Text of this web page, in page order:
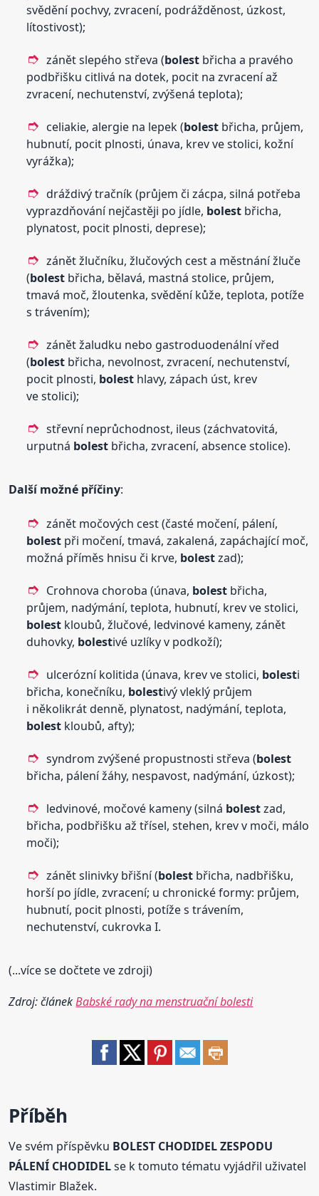
svědění pochvy, zvracení, podrážděnost, úzkost,
lítostivost);
zánět slepého střeva (bolest břicha a pravého
podbřišku citlivá na dotek, pocit na zvracení až
zvracení, nechutenství, zvýšená teplota);
celiakie, alergie na lepek (bolest břicha, průjem,
hubnutí, pocit plnosti, únava, krev ve stolici, kožní
vyrážka);
dráždivý tračník (průjem či zácpa, silná potřeba
vyprazdňování nejčastěji po jídle, bolest břicha,
plynatost, pocit plnosti, deprese);
zánět žlučníku, žlučových cest a městnání žluče
(bolest břicha, bělavá, mastná stolice, průjem,
tmavá moč, žloutenka, svědění kůže, teplota, potíže
s trávením);
zánět žaludku nebo gastroduodenální vřed
(bolest břicha, nevolnost, zvracení, nechutenství,
pocit plnosti, bolest hlavy, zápach úst, krev
ve stolici);
střevní neprůchodnost, ileus (záchvatovitá,
urputná bolest břicha, zvracení, absence stolice).
Další možné příčiny:
zánět močových cest (časté močení, pálení,
bolest při močení, tmavá, zakalená, zapáchající moč,
možná příměs hnisu či krve, bolestzad);
Crohnova choroba (únava, bolest břicha,
průjem, nadýmání, teplota, hubnutí, krev ve stolici,
bolest kloubů, žlučové, ledvinové kameny, zánět
duhovky, bolestivé uzlíky v podkoží);
ulcerózní kolitida (únava, krev ve stolici, bolesti
břicha, konečníku, bolestivý vleklý průjem
i několikrát denně, plynatost, nadýmání, teplota,
bolest kloubů, afty);
syndrom zvýšené propustnosti střeva (bolest
břicha, pálení žáhy, nespavost, nadýmání, úzkost);
ledvinové, močové kameny (silná bolestzad,
břicha, podbřišku až třísel, stehen, krev v moči, málo
moči);
zánět slinivky břišní (bolest břicha, nadbřišku,
horší po jídle, zvracení; u chronické formy: průjem,
hubnutí, pocit plnosti, potíže s trávením,
nechutenství, cukrovka I.
(...více se dočtete ve zdroji)
Zdroj: článekBabské rady na menstruační bolesti
Příběh
Ve svém příspěvku BOLEST CHODIDEL ZESPODU
PÁLENÍ CHODIDELse k tomuto tématu vyjádřil uživatel
Vlastimir Blažek.